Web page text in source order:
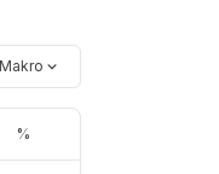
Makro
%